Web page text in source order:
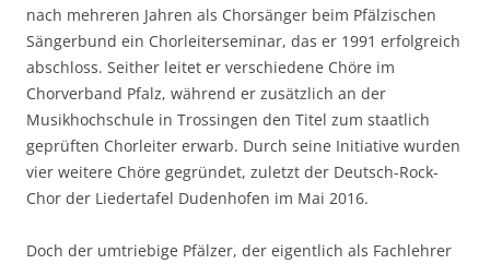
nach mehreren Jahren als Chorsänger beim Pfälzischen
Sängerbund ein Chorleiterseminar, das er 1991 erfolgreich
abschloss. Seither leitet er verschiedene Chöre im
Chorverband Pfalz, während er zusätzlich an der
Musikhochschule in Trossingen den Titel zum staatlich
geprüften Chorleiter erwarb. Durch seine Initiative wurden
vier weitere Chöre gegründet, zuletzt der Deutsch-Rock-
Chor der Liedertafel Dudenhofen im Mai 2016.
Doch der umtriebige Pfälzer, der eigentlich als Fachlehrer